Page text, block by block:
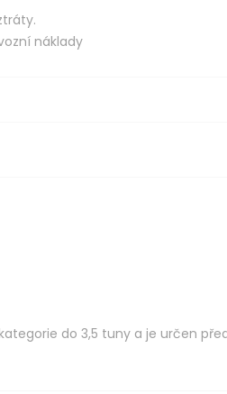
náklady
do 3,5 tuny a je určen